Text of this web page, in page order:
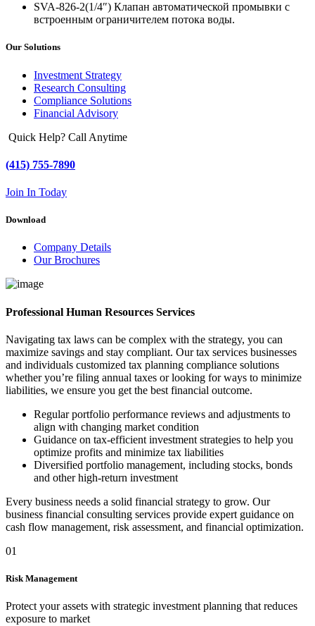
SVA-826-2(1/4″) Клапан автоматической промывки с
встроенным ограничителем потока воды.
Our Solutions
Investment Strategy
Research Consulting
Compliance Solutions
Financial Advisory
Quick Help? Call Anytime
(415) 755-7890
Join In Today
Download
Company Details
Our Brochures
Professional Human Resources Services
Navigating tax laws can be complex with the strategy, you can
maximize savings and stay compliant. Our tax services businesses
and individuals customized tax planning compliance solutions
whether you’re filing annual taxes or looking for ways to minimize
liabilities, we ensure you get the best financial outcome.
Regular portfolio performance reviews and adjustments to
align with changing market condition
Guidance on tax-efficient investment strategies to help you
optimize profits and minimize tax liabilities
Diversified portfolio management, including stocks, bonds
and other high-return investment
Every business needs a solid financial strategy to grow. Our
business financial consulting services provide expert guidance on
cash flow management, risk assessment, and financial optimization.
01
Risk Management
Protect your assets with strategic investment planning that reduces
exposure to market